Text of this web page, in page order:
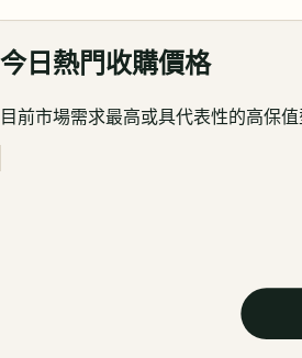
今日熱門收購價格
目前市場需求最高或具代表性的高保